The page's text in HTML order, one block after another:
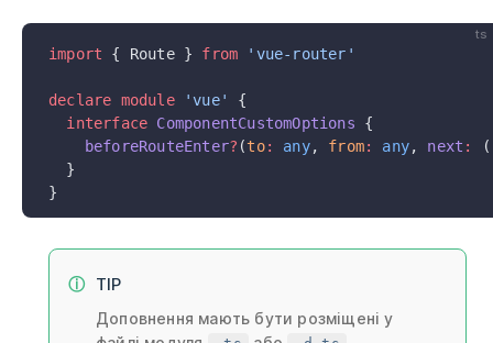
ts
import { Route } from 'vue-router'
declare module 'vue'
{
  interface
ComponentCustomOptions {
    beforeRouteEnter
? (to: any, from: any, next :
  }
}
TIP
Доповнення мають бути розміщені у